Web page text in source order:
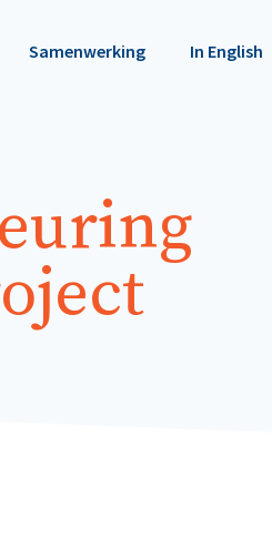
Samenwerking In English